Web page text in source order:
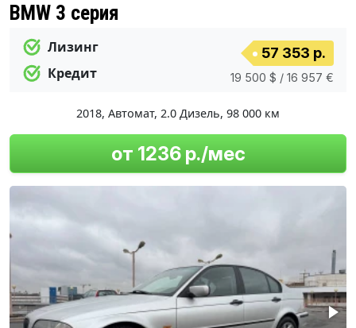
BMW 3 серия
Лизинг
Кредит
57 353 р.
19 500 $ / 16 957 €
2018, Автомат, 2.0 Дизель, 98 000 км
от 1236 р./мес